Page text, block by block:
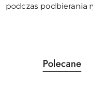
podczas podbierania
Pomiń karuzelę
Produkty
o
Polecane